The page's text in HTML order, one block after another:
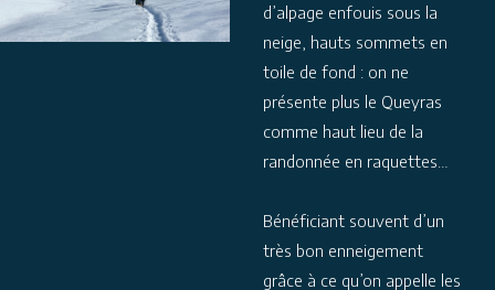
d’alpage enfouis sous la
neige, hauts sommets en
toile de fond : on ne
présente plus le Queyras
comme haut lieu de la
randonnée en raquettes…
Bénéficiant souvent d’un
très bon enneigement
grâce à ce qu’on appelle les